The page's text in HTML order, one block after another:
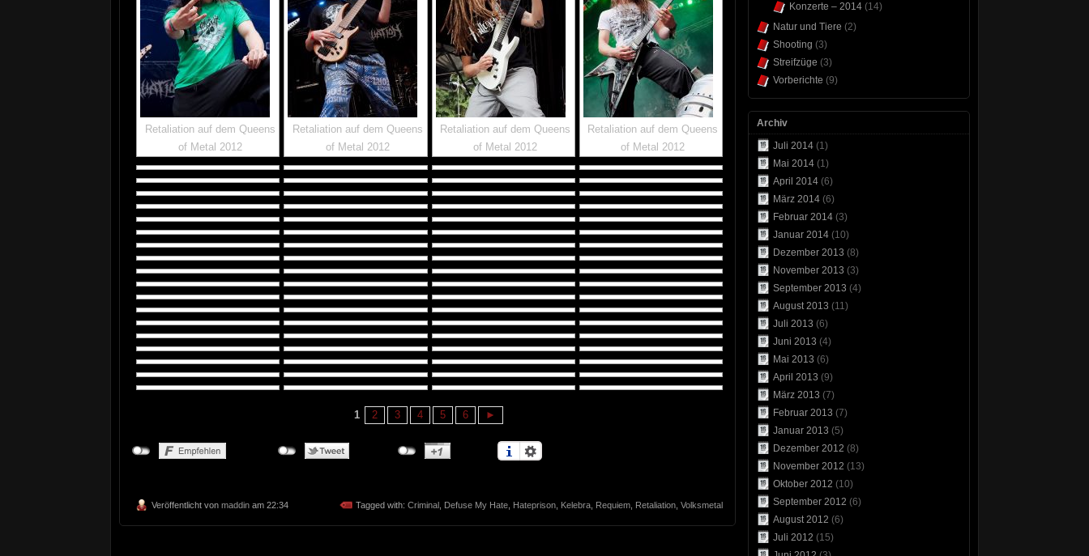
Retaliation auf dem Queens
of Metal 2012
Retaliation auf dem Queens
of Metal 2012
Retaliation auf dem Queens
of Metal 2012
Retaliation auf dem Queens
of Metal 2012
1 2 3 4 5 6 ►
Veröffentlicht von maddin am 22:34 Tagged with: Criminal Defuse My Hate Hateprison Kelebra Requiem Retaliation Volksmetal
Konzerte – 2014 (14)
Natur und Tiere (2)
Shooting (3)
Streifzüge (3)
Vorberichte (9)
Archiv
Juli 2014 (1)
Mai 2014 (1)
April 2014 (6)
März 2014 (6)
Februar 2014 (3)
Januar 2014 (10)
Dezember 2013 (8)
November 2013 (3)
September 2013 (4)
August 2013 (11)
Juli 2013 (6)
Juni 2013 (4)
Mai 2013 (6)
April 2013 (9)
März 2013 (7)
Februar 2013 (7)
Januar 2013 (5)
Dezember 2012 (8)
November 2012 (13)
Oktober 2012 (10)
September 2012 (6)
August 2012 (6)
Juli 2012 (15)